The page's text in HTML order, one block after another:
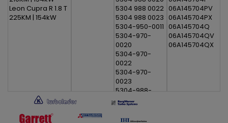
Leon Cupra R 1.8 T
225KM | 154kW
5304 988 0022
5304 988 0023
5304-950-0011
5304-970-
0020
5304-970-
0022
5304-970-
0023
5304-988-
0020
5304-988-
0022
06A145704PV
06A145704PX
06A145704Q
06A145704QV
06A145704QX